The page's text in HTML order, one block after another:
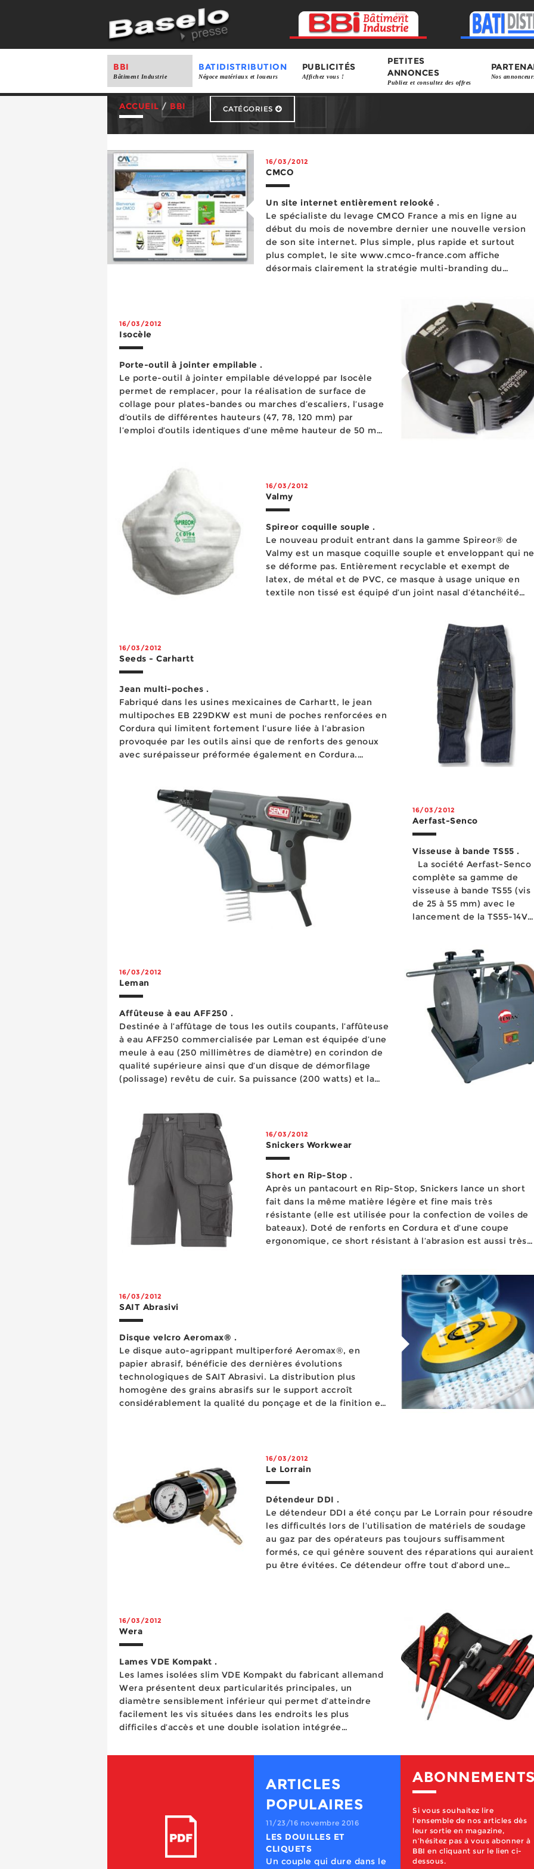
BBI
Bâtiment Industrie
BATIDISTRIBUTION
Négoce matériaux et loueurs
PUBLICITÉS
Affichez vous !
PETITES
ANNONCES
Publiez et consultez des offres
Nos
ACCUEIL / BBI CATÉGORIES
Distribution Fournisseurs
Produits
16/03/2012
CMCO
Un site internet entièrement relooké .
Le spécialiste du levage CMCO France a mis en ligne au
début du mois de novembre dernier une nouvelle version
de son site internet. Plus simple, plus rapide et surtout
plus complet, le site www.cmco-france.com affiche
désormais clairement la stratégie multi-branding du
16/03/2012
Isocèle
Porte-outil à jointer empilable .
Le porte-outil à jointer empilable développé par Isocèle
permet de remplacer, pour la réalisation de surface de
collage pour plates-bandes ou marches d’escaliers, l’usage
d’outils de différentes hauteurs (47, 78, 120 mm) par
l’emploi d’outils identiques d’une même hauteur de 50 mm.
16/03/2012
Valmy
Spireor coquille souple .
Le nouveau produit entrant dans la gamme Spireor® de
Valmy est un masque coquille souple et enveloppant qui ne
se déforme pas. Entièrement recyclable et exempt de
latex, de métal et de PVC, ce masque à usage unique en
textile non tissé est équipé d’un joint nasal d’étanchéité
16/03/2012
Seeds - Carhartt
Jean multi-poches .
Fabriqué dans les usines mexicaines de Carhartt, le jean
multipoches EB 229DKW est muni de poches renforcées en
Cordura qui limitent fortement l’usure liée à l’abrasion
provoquée par les outils ainsi que de renforts des genoux
avec surépaisseur préformée également en Cordura.
16/03/2012
Aerfast-Senco
Visseuse à bande TS55 .
complète sa gamme de
visseuse à bande TS55 (vis
de 25 à 55 mm) avec le
lancement de la TS55-14V,
16/03/2012
Leman
Affûteuse à eau AFF250 .
Destinée à l’affûtage de tous les outils coupants, l’affûteuse
à eau AFF250 commercialisée par Leman est équipée d’une
meule à eau (250 millimètres de diamètre) en corindon de
qualité supérieure ainsi que d’un disque de démorfilage
(polissage) revêtu de cuir. Sa puissance (200 watts) et la
16/03/2012
Snickers Workwear
Short en Rip-Stop .
Après un pantacourt en Rip-Stop, Snickers lance un short
fait dans la même matière légère et fine mais très
résistante (elle est utilisée pour la confection de voiles de
bateaux). Doté de renforts en Cordura et d’une coupe
ergonomique, ce short résistant à l’abrasion est aussi très
16/03/2012
SAIT Abrasivi
Disque velcro Aeromax® .
Le disque auto-agrippant multiperforé Aeromax®, en
papier abrasif, bénéficie des dernières évolutions
technologiques de SAIT Abrasivi. La distribution plus
homogène des grains abrasifs sur le support accroît
considérablement la qualité du ponçage et de la finition et
16/03/2012
Le Lorrain
Détendeur DDI .
Le détendeur DDI a été conçu par Le Lorrain pour résoudre
les difficultés lors de l’utilisation de matériels de soudage
au gaz par des opérateurs pas toujours suffisamment
formés, ce qui génère souvent des réparations qui auraient
pu être évitées. Ce détendeur offre tout d’abord une
16/03/2012
Wera
Lames VDE Kompakt .
Les lames isolées slim VDE Kompakt du fabricant allemand
Wera présentent deux particularités principales, un
diamètre sensiblement inférieur qui permet d’atteindre
facilement les vis situées dans les endroits les plus
difficiles d’accès et une double isolation intégrée
trousse en tissu robuste Kraftform Komp...
ARTICLES
POPULAIRES
01/25/17 janvier 2017
LES GOUJONS D'ANCRAGE
L'ancrage mécanique pour les charges lourdes Dans le bâtiment, il est une évidence que les procédés de fixation doivent être performants pour que tous les éléments de construction puissent être ancrés d’une façon sûre et pérenne dans les structures porteuses. Plusieurs solutions existent pour réaliser ces liaisons, avec des procédés qui peuvent être chimiques ou mécaniques. Faisant partie de cette deuxième catégorie, le goujon d’ancrage est un mode de scellement traditionnel mais toujours d’actualité et performant pour toutes les fixations traversantes. Un goujon d'ancrage est constitué d’une tige filetée baguée terminée par un cône (ou noix) et pourvue d’une rondelle et d’un écrou. Il reprend le système éprouvé de la déformation, ici obtenue par l’expansion de sa bague qui vient se bloquer sur les parois du trou de forage, pour se verrouiller totalement dans les matériaux pleins. Ces derniers ne devraient être en théorie que des bétons de différentes sortes, si l’on se réfère aux homologations attachées à cette fixation, mais les goujons peuvent aussi être utilisés en sécurité mais hors homologations sur des supports en pierre, brique pleine ou parpaing plein. Pour réaliser l’ancrage, le goujon doit est inséré en force au marteau dans un trou de forage de même diamètre. Ce faisant, la bague qui est munie d’aspérités ou de griffes et est d’un diamètre légèrement supérieur à celui du perçage est littéralement plaquée contre les parois de son logement. Cette accroche initiale amène déjà une adhérence et une résistance à la charge. Ensuite, le monteur sert l’écrou en appui sur le support (la rondelle en intermédiaire) ce qui a pour conséquence de faire ressortir la tige filetée vers l’extérieur, la bague restant immobile, et simultanément de faire rentrer le cône terminal de la tige sous la bague. Celle-ci, en règle générale conçue avec trois ailettes, est conçue pour se déformer et s’ouvrir sous l’effet de cette pression jusqu’à se sceller dans le support pour rendre la fixation totalement inexpugnable. Cette pose doit selon le DTU être effectuée à un couple précis à l’aide d’un outil dynamométrique selon la valeur indiquée dans les données du goujon. A titre d’exemple pris chez un fournisseur du marché, elle peut varier sur un diamètre 10 de 25 Nm pour un modèle électrozingué à 45 Nm pour un modèle inox en passant par 40 Nm pour un modèle répondant aux contraintes sismiques. Et toujours de façon indicative, les charges admissibles (en tenant donc compte des coefficients de sécurité) sont au minimum de 200 kg pour du goujon M8, avec une moyenne tournant autour de 350 kg, et au maximum de 2,8 tonnes pour du M16 avec une moyenne sur ce diamètre d’environ 2 tonnes. Evaluation Technique Européenne Cette fixation traversante est bien sûr soumise à toutes les réglementations relevant de l’ancrage dans le bâtiment et en premier lieu l’ETE, Evaluation Technique Européenne. Ces homologations ont pris en juillet 2014 le relais du bien connu ATE, Agrément Technique Européen, en intégrant notamment pour l’option 1 des normes portant sur les contraintes sismiques et la résistance au feu qui étaient auparavant considérées de façon séparées. Cette évaluation, qui reste de l’ordre du volontariat pour les entreprises mais in fine se révèle nécessaire sinon indispensable pour vendre en Europe, ordonne les goujons d’ancrage en deux grandes catégories avec d’une part l’ETE option 7 pour les utilisations dans les bétons non fissurés et de l’autre l’ETE option 1 pour les utilisations dans les bétons fissurés et non fissurés, ces produits étant par nature plus qualitatifs. A l’intérieur de ces deux grandes classes figurent plusieurs sous-familles liées à la nature des bétons (C12/15, C40/50…) sur lesquels ils ont été testés. Béton fissuré et béton non fissuré Les notions d’options 1 et 7 se réfèrent à la nature du support qui accueillera les goujons, avec la distinction à faire entre béton fissuré et béton non fissuré. Pour une personne qui n’est pas du métier de la construction, la première des réactions serait d’imaginer pour le béton fissuré des lézardes montant le long d’une paroi. Ce n’est évidemment pas la notion que recouvre ce terme qui s’attache plutôt à caractériser dans un ouvrage les zones de tension qui seraient de nature à provoquer l’apparition de microfissures dans sa structure. Ces infimes fêlures ne remettent pas en cause la tenue même de l’ouvrage, qui reste solide et résistant, mais peuvent a contrario par des mouvements d’ouvertures et de fermetures répétitifs dues à des déformations de structure mettre en péril au fil du temps la tenue des ancrages qui y sont attachés. Vous concevez fort bien qu’un goujon dont les performances sont inaltérables dans un milieu totalement figé répondra de façon plus ou moins efficace aux déformations de son environnement selon la conception de sa bague et la résistance de sa tige filetée (matière). Des exemples types de ces bétons fissurés sont les dalles de balcon qui sont soumises à des contraintes importantes au niveau de leur clavetage, et les poutres de structures horizontales qui, par les charges qu’elles soutiennent, fléchissent d’une façon légère et s’allongent en sous-face, créant ainsi des microfissures imperceptibles à l’œil nu mais bien réelles. A l’inverse, une dalle au sol n’est pas sujette à ces microfissures, tout comme une paroi verticale qui est en compression. Contraintes sismiques et résistance au feu L’autre critère d’utilisation d’un goujon ETE option 1 ou ETE option 7 tient dans les nouveaux critères des contraintes sismiques et de résistance au feu que l’on retrouve uniquement mentionnés dans les produits en option 1, avec des conséquences assez importantes en termes de prix, supérieurs d'au moins 50% par rapport à ceux des produits sans agrément. L’obligation de conception sismique du goujon dépend de la zone géographique, cinq catégories de risque, et le type de bâtiment, quatre classes, où sera utilisée la fixation. En croisant ces deux critères, le maître d’œuvre connait ses obligations face au risque sismique et utilisera les équipements et matériaux en conséquence. Schématiquement, les bâtiments sans activité humaine de longue durée humaine ne font l’objet d’aucune obligations tandis que les habitations, les bureaux et les bâtiments vitaux pour la population en cas de séisme (hôpitaux, pompiers…) sont sujets à ces obligations dès qu’ils sont en zone 2 (zone 3 pour les logements d’une hauteur inférieure à 28 m). Ces goujons peuvent être de classe C1, avec une tenue testée sur une fissure inerte de 0,8 mm de large, et plus souvent de classe supérieure C2 avec un test sur fissure dynamique que l’on fait varier en dimension. Pour la résistance au feu, les goujons sont donnés avec des indications sur l’évolution de leur charge admissible pendant 30, 60, 90 et 120 minutes d’exposition au feu. Il s’agit de valeurs résultant de tests mais il faut savoir qu’il n’y a pas de performance particulière à atteindre. Toutefois, pour relativiser ce fait, le goujon est une fixation qui généralement ne subit pas une grosse altération dans les conditions de feu. La résistance à la corrosion Avant d’utiliser un goujon d’ancrage, le professionnel doit donc en premier lieu définir précisément l’application à laquelle il le destine afin de choisir entre les produits ETE option 1 et ETE option 7. En effet, les contraintes auxquelles sont soumises ces fixations sont bien différentes et entraînent des écarts de coût qui s’ils elles sont faibles pour les petites quantités deviennent notables lorsque l’achat de goujons se compte en milliers d’unités. D’autant qu’opter pour des goujons ETE option 1 pour des applications que ne le nécessitent pas n’améliore pas la sécurité de l’ouvrage. C’est de la sur-qualité inutile. D’ailleurs, certains goujons ETE option 7 pourraient même remplir les conditions de l’option 1 s’ils passaient les – très chers – tests d’homologation. Ensuite, le choix du goujon, toujours en lien avec les applications et dans le cadre des ETE, peut varier au niveau de sa matière. D’une façon générale, celle que l’on retrouve le plus communément sur le marché est l’acier électrozingué, malgré qu’elle soit, pour des raisons de résistance aux intempéries, préconisée pour les utilisations en intérieur. Pour des raisons de sécurité évidente, la législation impose d’ailleurs d’utiliser des goujons dotés d’une résistance élevée à la corrosion pour les fixations réalisées en extérieur. Toutefois, dans les faits, en raison d’un coût de vente plus élevé d’un rapport de 1 à 2,5 ou 3, cette obligation est bien souvent ignorée ; les goujons inox ne sont en général utilisés qu’en bord de mer et dans les milieux agressifs. Si l’utilisateur ne désire pas utiliser de goujons inox, il peut se retourner vers d’autres solutions, moins coûteuses, de produits résistant à la corrosion proposés par les fabricants. Hors l’électrozinguage standard qui fournit une faible protection contre le brouillard salin, avec une épaisseur de revêtement qui passe toutefois aujourd’hui de 5 à 7 microns, on peut citer ici la shérardisation (alliage fer-zinc), le revêtement zinc lamellaire (zinc et aluminium), la galvanisation à chaud (dépôt de zinc en fusion, essentiellement pour fixer des éléments eux-mêmes galvanisés). Reste que la solution la plus sécuritaire demeure l’inox et que les fabricants font la promotion de ce produit, dont l’usage est déjà largement démocratisé dans le nord de l’Europe. La qualité par la matière et les usinages La matière a donc son importance. Un bon acier, de préférence européen, apporte résistance et résilience aux déformations. Cependant, il ne fait pas tout et la qualité du goujon dépend également du revêtement qui peut être appliqué sur la tige et cône. Ainsi, la tige peut être revêtue pour faciliter la rotation de l’écrou et donc diminuer les efforts à fournir pour effectuer verrouillage de forme. De son côté, le cône des goujons inox peut aussi
Si vous souhaitez lire
l'ensemble de nos articles dès
leur sortie en magazine,
n’hésitez pas à vous abonner à
BBI en cliquant sur le lien ci-
dessous.